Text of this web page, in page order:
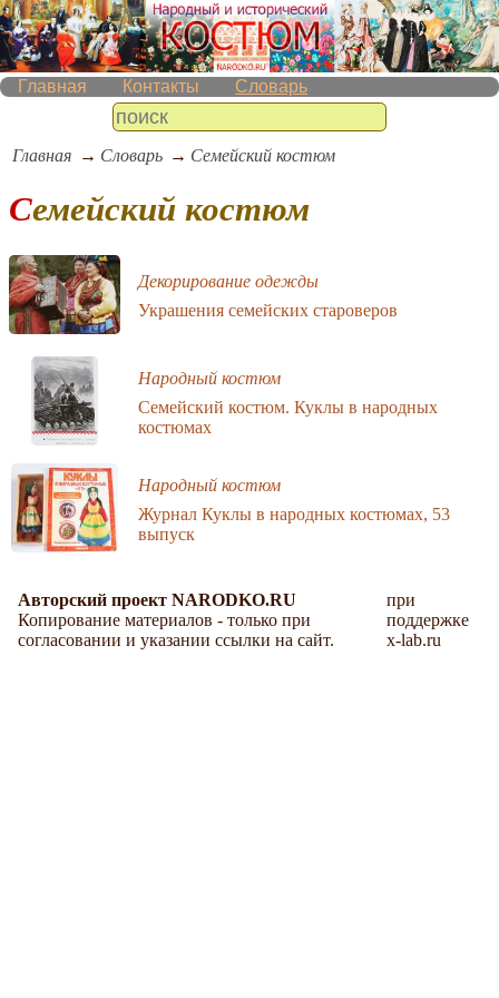
Главная Контакты Словарь
Главная Словарь Семейский костюм
Семейский костюм
Декорирование одежды
Украшения семейских староверов
Народный костюм
Семейский костюм. Куклы в народных
костюмах
Народный костюм
Журнал Куклы в народных костюмах, 53
выпуск
Авторский проект NARODKO.RU
Копирование материалов - только при
согласовании и указании ссылки на сайт.
при
поддержке
x-lab.ru